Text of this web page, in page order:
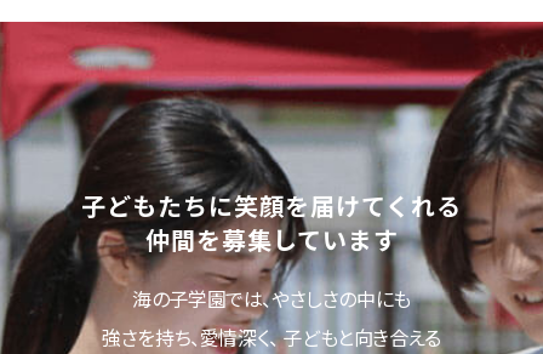
子どもたちに笑顔を届けてくれる
仲間を募集しています
海の子学園では、やさしさの中にも
強さを持ち、愛情深く、子どもと向き合える